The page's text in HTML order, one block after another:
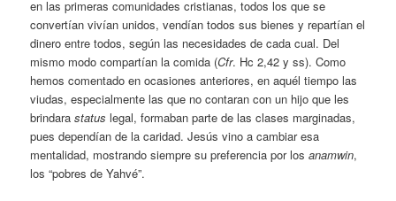
en las primeras comunidades cristianas, todos los que se
convertían vivían unidos, vendían todos sus bienes y repartían el
dinero entre todos, según las necesidades de cada cual. Del
mismo modo compartían la comida (Cfr. Hc 2,42 y ss). Como
hemos comentado en ocasiones anteriores, en aquél tiempo las
viudas, especialmente las que no contaran con un hijo que les
brindarastatus legal, formaban parte de las clases marginadas,
pues dependían de la caridad. Jesús vino a cambiar esa
mentalidad, mostrando siempre su preferencia por losanamwin,
los “pobres de Yahvé”.